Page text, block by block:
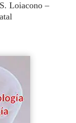
Loiacono –